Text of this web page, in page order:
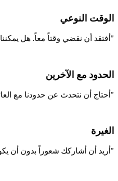
الوقت النوعي
"أفتقد أن نقضي وقتاً معاً. هل
الحدود مع الآخرين
"أحتاج أن نتحدث عن حدودنا مع
الغيرة
"أريد أن أشاركك شعوراً بدون أن